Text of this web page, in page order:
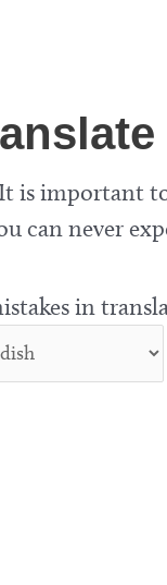
is important
can never
in